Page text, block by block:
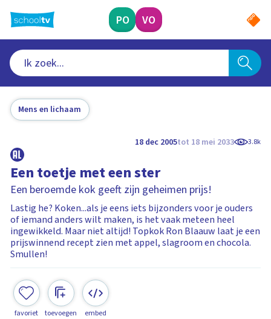
naar
hoofdinhoud
PO VO
Mens en lichaam
18 dec 2005tot 18 mei 2033 3.8k
Een toetje met een ster
Een beroemde kok geeft zijn geheimen prijs!
Lastig he? Koken...als je eens iets bijzonders voor je ouders
of iemand anders wilt maken, is het vaak meteen heel
ingewikkeld. Maar niet altijd! Topkok Ron Blaauw laat je een
prijswinnend recept zien met appel, slagroom en chocola.
Smullen!
favoriet toevoegen embed